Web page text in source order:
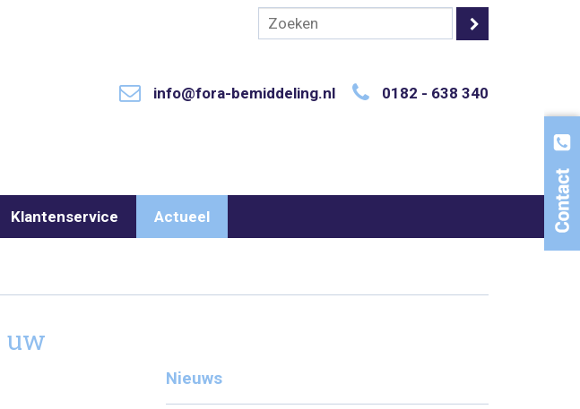
info@fora-bemiddeling.nl 0182 - 638 340
Klantenservice Actueel
uw
Nieuws